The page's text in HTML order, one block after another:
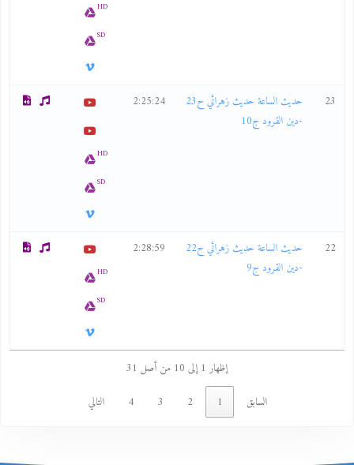
HD
SD
23
حديث الساعة حديث زهرائي ح23
-دين القرود ج10
2:25:24
HD
SD
22
حديث الساعة حديث زهرائي ح22
-دين القرود ج9
2:28:59
HD
SD
إظهار 1 إلى 10 من أصل 31
السابق
التالي